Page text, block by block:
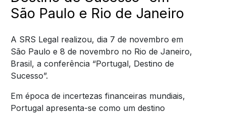
São Paulo e Rio de Janeiro
A SRS Legal realizou, dia 7 de novembro em
São Paulo e 8 de novembro no Rio de Janeiro,
Brasil, a conferência “Portugal, Destino de
Sucesso”.
Em época de incertezas financeiras mundiais,
Portugal apresenta-se como um destino